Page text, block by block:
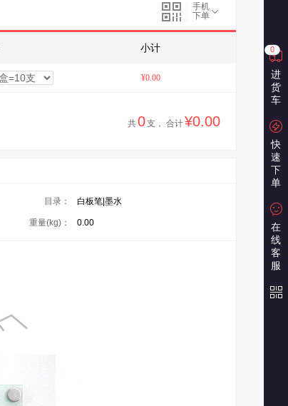
手机
下单
小计
¥0.00
共0支， 合计¥0.00
目录： 白板笔|墨水
重量(kg)： 0.00
0
进
货
车
快
速
下
单
在
线
客
服